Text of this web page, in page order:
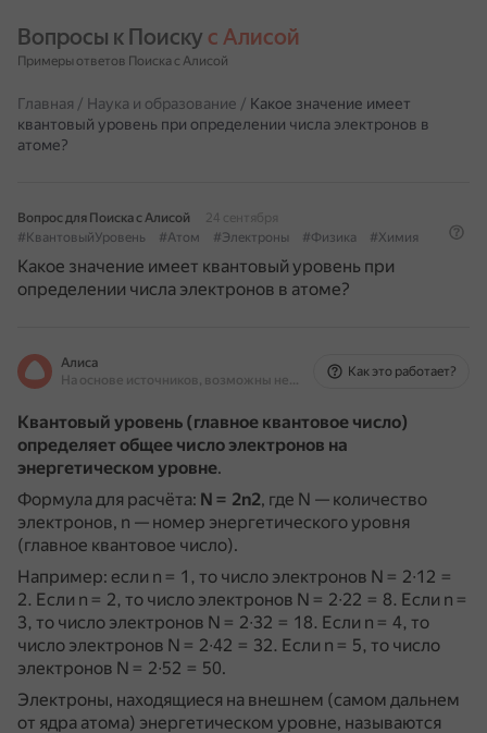
Вопросы к Поиску с Алисой
Примеры ответов Поиска с Алисой
Главная / Наука и образование / Какое значение имеет
квантовый уровень при определении числа электронов в
атоме?
Вопрос для Поиска с Алисой
24 сентября
#КвантовыйУровень
#Атом #Электроны #Физика #Химия
Какое значение имеет квантовый уровень при
определении числа электронов в атоме?
Алиса
На основе источников, возможны неточности
Как это работает?
Квантовый уровень (главное квантовое число)
определяет общее число электронов на
энергетическом уровне.
Формула для расчёта: N = 2n2, где N — количество
электронов, n — номер энергетического уровня
(главное квантовое число).
Например: если n = 1, то число электронов N = 2∙12 =
2. Если n = 2, то число электронов N = 2∙22 = 8. Если n =
3, то число электронов N = 2∙32 = 18. Если n = 4, то
число электронов N = 2∙42 = 32. Если n = 5, то число
электронов N = 2∙52 = 50.
Электроны, находящиеся на внешнем (самом дальнем
от ядра атома) энергетическом уровне, называются